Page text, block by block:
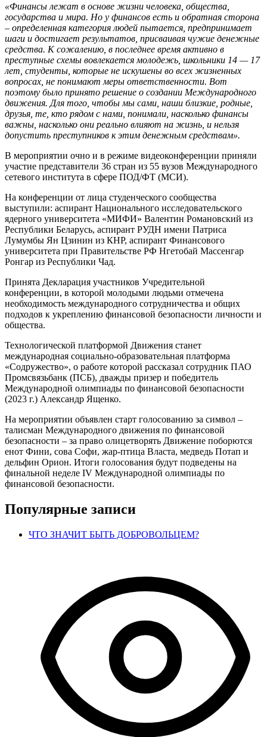
«Финансы лежат в основе жизни человека, общества,
государства и мира. Но у финансов есть и обратная сторона
– определенная категория людей пытается, предпринимает
шаги и достигает результатов, присваивая чужие денежные
средства. К сожалению, в последнее время активно в
преступные схемы вовлекается молодежь, школьники 14 — 17
лет, студенты, которые не искушены во всех жизненных
вопросах, не понимают меры ответственности. Вот
поэтому было принято решение о создании Международного
движения. Для того, чтобы мы сами, наши близкие, родные,
друзья, те, кто рядом с нами, понимали, насколько финансы
важны, насколько они реально влияют на жизнь, и нельзя
допустить преступников к этим денежным средствам».
В мероприятии очно и в режиме видеоконференции приняли
участие представители 36 стран из 55 вузов Международного
сетевого института в сфере ПОД/ФТ (МСИ).
На конференции от лица студенческого сообщества
выступили: аспирант Национального исследовательского
ядерного университета «МИФИ» Валентин Романовский из
Республики Беларусь, аспирант РУДН имени Патриса
Лумумбы Ян Цзинин из КНР, аспирант Финансового
университета при Правительстве РФ Нгетобай Массенгар
Ронгар из Республики Чад.
Принята Декларация участников Учредительной
конференции, в которой молодыми людьми отмечена
необходимость международного сотрудничества и общих
подходов к укреплению финансовой безопасности личности и
общества.
Технологической платформой Движения станет
международная социально-образовательная платформа
«Содружество», о работе которой рассказал сотрудник ПАО
Промсвязьбанк (ПСБ), дважды призер и победитель
Международной олимпиады по финансовой безопасности
(2023 г.) Александр Ященко.
На мероприятии объявлен старт голосованию за символ –
талисман Международного движения по финансовой
безопасности – за право олицетворять Движение поборются
енот Фини, сова Софи, жар-птица Власта, медведь Потап и
дельфин Орион. Итоги голосования будут подведены на
финальной неделе IV Международной олимпиады по
финансовой безопасности.
Популярные записи
ЧТО ЗНАЧИТ БЫТЬ ДОБРОВОЛЬЦЕМ?